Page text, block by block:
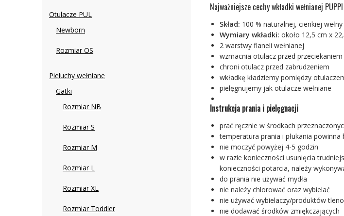
Najważniejsze cechy wkładki wełnianej PUPPI
Skład: 100 % naturalnej, cienkiej
Wymiary wkładki: około 12,5 cm x
2 warstwy flaneli wełnianej
wzmacnia otulacz przed przeciekaniem
chroni otulacz przed zabrudzeniem
wkładkę kładziemy pomiędzy
pielęgnujemy jak otulacze wełniane
Instrukcja prania i pielęgnacji
prać ręcznie w środkach
temperatura prania i płukania powinna
nie moczyć powyżej 4-5 godzin
w razie konieczności usunięcia
konieczności potarcia, należy
do prania nie używać mydła
nie należy chlorować oraz wybielać
nie używać wybielaczy/produktów
nie dodawać środków zmiękczających
Otulacze PUL
Newborn
Rozmiar OS
Pieluchy wełniane
Gatki
Rozmiar NB
Rozmiar S
Rozmiar M
Rozmiar L
Rozmiar XL
Rozmiar Toddler